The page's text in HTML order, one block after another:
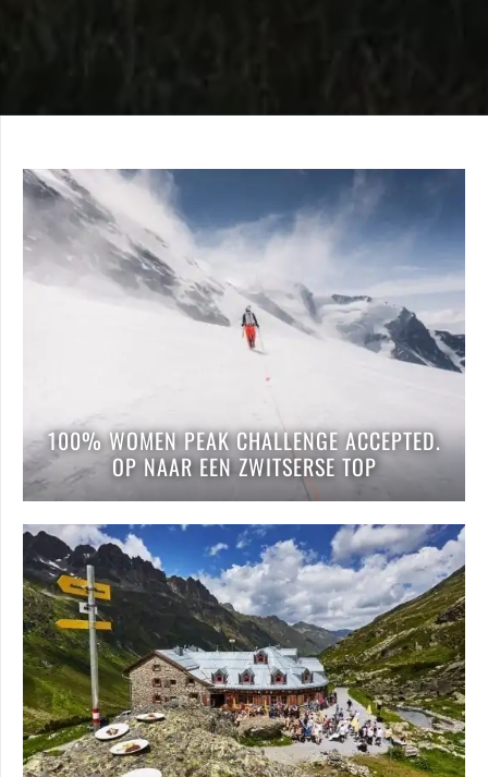
100% WOMEN PEAK CHALLENGE ACCEPTED.
OP NAAR EEN ZWITSERSE TOP